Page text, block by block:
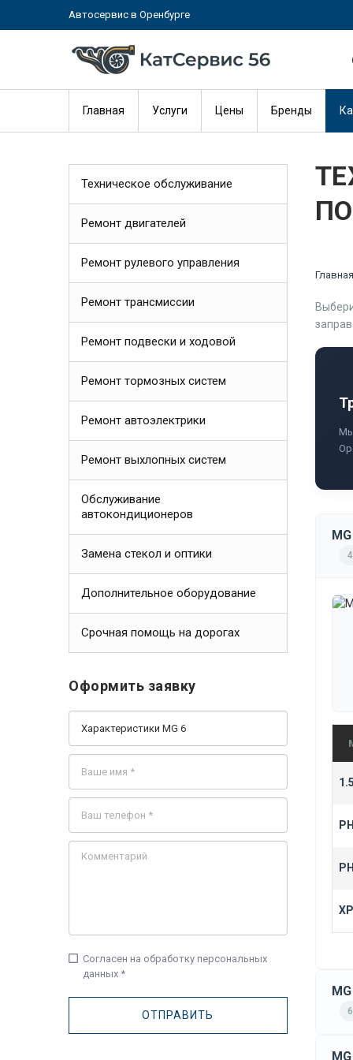
Автосервис в Оренбурге
Главная Услуги Цены Бренды
Главная
Техническое обслуживание
Ремонт двигателей
Ремонт рулевого управления
Ремонт трансмиссии
Ремонт подвески и ходовой
Ремонт тормозных систем
Ремонт автоэлектрики
Ремонт выхлопных систем
Обслуживание
автокондиционеров
Замена стекол и оптики
Дополнительное оборудование
Срочная помощь на дорогах
Оформить заявку
check_box_outline_blank Согласен на обработку персональных
данных *